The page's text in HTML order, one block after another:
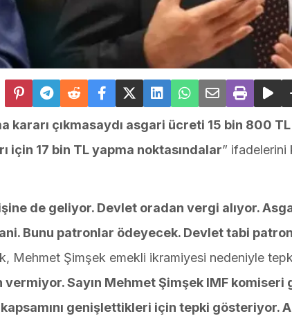
kararı çıkmasaydı asgari ücreti 15 bin 800 TL
için 17 bin TL yapma noktasındalar” ifadelerini
de geliyor. Devlet oradan vergi alıyor.
Bunu patronlar ödeyecek. Devlet tabi
Mehmet Şimşek emekli ikramiyesi nedeniyle
Sayın Mehmet Şimşek IMF komiseri
genişlettikleri için tepki gösteriyor.